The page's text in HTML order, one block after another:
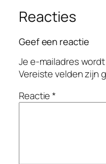
Reacties
Geef een reactie
Je e-mailadres
Vereiste velden zijn
Reactie*